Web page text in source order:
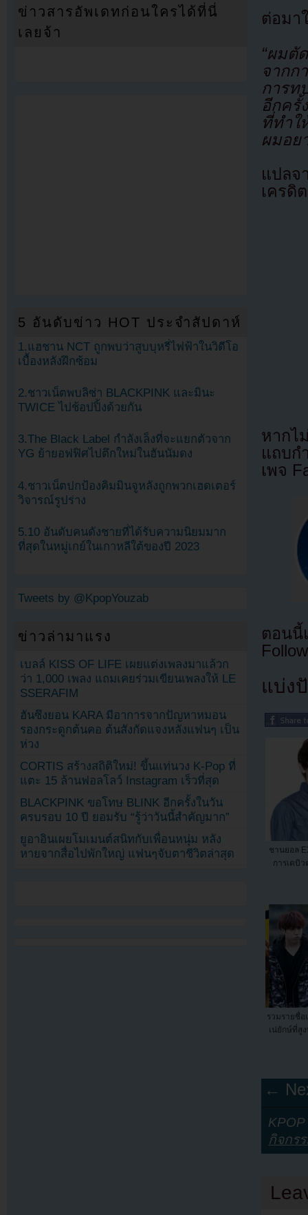
ต่อมา
“ผมตั
จากก
การท
อีกครั้
ที่ทำใ
ผมอย
แปล
เครดิ
หากไ
แถบก
เพจ
ตอนนี้
แบ่ง
ชานยอล
การเดบิ
รวมรายชื่อ
เน่ยักษ์ที่สู
←
กิจกร
ข่าวสารอัพเดทก่อนใครได้ที่นี่
เลยจ้า
5 อันดับข่าว HOT ประจำสัปดาห์
1.แฮชาน NCT ถูกพบว่าสูบบุหรี่ไฟฟ้าในวิดีโอ
เบื้องหลังฝึกซ้อม
2.ชาวเน็ตพบลิซ่า BLACKPINK และมินะ
TWICE ไปช้อปปิ้งด้วยกัน
3.The Black Label กำลังเล็งที่จะแยกตัวจาก
YG ย้ายอฟฟิศไปตึกใหม่ในฮันนัมดง
4.ชาวเน็ตปกป้องคิมมินจูหลังถูกพวกเฮดเตอร์
วิจารณ์รูปร่าง
5.10 อันดับคนดังชายที่ได้รับความนิยมมาก
ที่สุดในหมู่เกย์ในเกาหลีใต้ของปี 2023
Tweets by @KpopYouzab
ข่าวล่ามาแรง
เบลล์ KISS OF LIFE เผยแต่งเพลงมาแล้วก
ว่า 1,000 เพลง แถมเคยร่วมเขียนเพลงให้ LE
SSERAFIM
ฮันซึงยอน KARA มีอาการจากปัญหาหมอน
รองกระดูกต้นคอ ต้นสังกัดแจงหลังแฟนๆ เป็น
ห่วง
CORTIS สร้างสถิติใหม่! ขึ้นแท่นวง K-Pop ที่
แตะ 15 ล้านฟอลโลว์ Instagram เร็วที่สุด
BLACKPINK ขอโทษ BLINK อีกครั้งในวัน
ครบรอบ 10 ปี ยอมรับ “รู้ว่าวันนี้สำคัญมาก”
ยูอาอินเผยโมเมนต์สนิทกับเพื่อนหนุ่ม หลัง
หายจากสื่อไปพักใหญ่ แฟนๆจับตาชีวิตล่าสุด